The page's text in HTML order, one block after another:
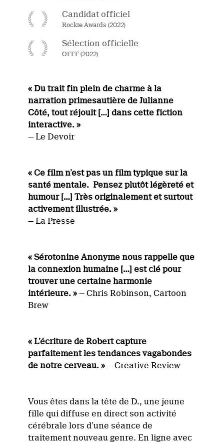
Candidat officiel
Rockie Awards (2022)
Sélection officielle
OFFF (2022)
« Du trait fin plein de charme à la
narration primesautière de Julianne
Côté, tout réjouit […] dans cette fiction
interactive. »
— Le Devoir
« Ce film n’est pas un film typique sur la
santé mentale. Pensez plutôt légèreté et
humour […] Très originalement et surtout
activement illustrée. »
— La Presse
« Sérotonine Anonyme nous rappelle que
la connexion humaine […] est clé pour
trouver une certaine harmonie
intérieure. »— Chris Robinson, Cartoon
Brew
« L’écriture de Robert capture
parfaitement les tendances vagabondes
de notre cerveau. »— Creative Review
Vous êtes dans la tête de D., une jeune
fille qui diffuse en direct son activité
cérébrale lors d’une séance de
traitement nouveau genre. En ligne avec